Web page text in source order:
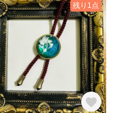
残り1点